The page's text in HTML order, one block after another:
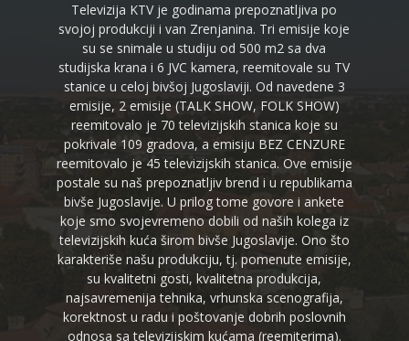
Televizija KTV je godinama prepoznatljiva po
svojoj produkciji i van Zrenjanina. Tri emisije koje
su se snimale u studiju od 500 m2 sa dva
studijska krana i 6 JVC kamera, reemitovale su TV
stanice u celoj bivšoj Jugoslaviji. Od navedene 3
emisije, 2 emisije (TALK SHOW, FOLK SHOW)
reemitovalo je 70 televizijskih stanica koje su
pokrivale 109 gradova, a emisiju BEZ CENZURE
reemitovalo je 45 televizijskih stanica. Ove emisije
postale su naš prepoznatljiv brend i u republikama
bivše Jugoslavije. U prilog tome govore i ankete
koje smo svojevremeno dobili od naših kolega iz
televizijskih kuća širom bivše Jugoslavije. Ono što
karakteriše našu produkciju, tj. pomenute emisije,
su kvalitetni gosti, kvalitetna produkcija,
najsavremenija tehnika, vrhunska scenografija,
korektnost u radu i poštovanje dobrih poslovnih
odnosa sa televizijskim kućama (reemiterima).